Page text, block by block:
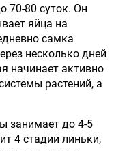
70-80 суток. Он
яйца на
самка
несколько дней
начинает активно
растений, а
занимает до 4-5
4 стадии линьки,